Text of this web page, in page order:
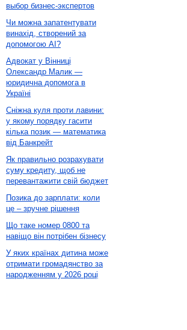
выбор бизнес-экспертов
Чи можна запатентувати
винахід, створений за
допомогою AI?
Адвокат у Вінниці
Олександр Малик —
юридична допомога в
Україні
Сніжна куля проти лавини:
у якому порядку гасити
кілька позик — математика
від Банкрейт
Як правильно розрахувати
суму кредиту, щоб не
перевантажити свій бюджет
Позика до зарплати: коли
це – зручне рішення
Що таке номер 0800 та
навіщо він потрібен бізнесу
У яких країнах дитина може
отримати громадянство за
народженням у 2026 році